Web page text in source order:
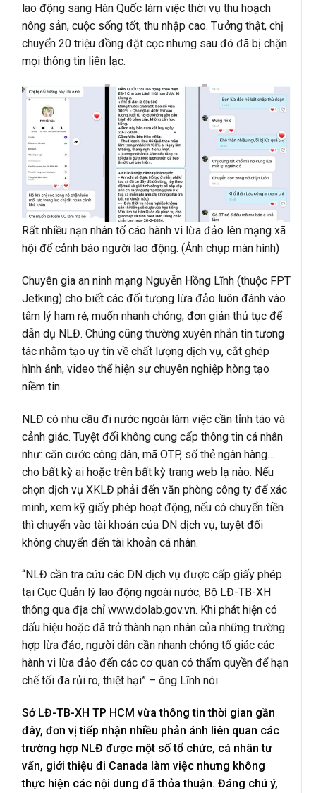
lao động sang Hàn Quốc làm việc thời vụ thu hoạch
nông sản, cuộc sống tốt, thu nhập cao. Tưởng thật, chị
chuyển 20 triệu đồng đặt cọc nhưng sau đó đã bị chặn
mọi thông tin liên lạc.
Rất nhiều nạn nhân tố cáo hành vi lừa đảo lên mạng xã
hội để cảnh báo người lao động. (Ảnh chụp màn hình)
Chuyên gia an ninh mạng Nguyễn Hồng Lĩnh (thuộc FPT
Jetking) cho biết các đối tượng lừa đảo luôn đánh vào
tâm lý ham rẻ, muốn nhanh chóng, đơn giản thủ tục để
dẫn dụ NLĐ. Chúng cũng thường xuyên nhắn tin tương
tác nhằm tạo uy tín về chất lượng dịch vụ, cắt ghép
hình ảnh, video thể hiện sự chuyên nghiệp hòng tạo
niềm tin.
NLĐ có nhu cầu đi nước ngoài làm việc cần tỉnh táo và
cảnh giác. Tuyệt đối không cung cấp thông tin cá nhân
như: căn cước công dân, mã OTP, số thẻ ngân hàng…
cho bất kỳ ai hoặc trên bất kỳ trang web lạ nào. Nếu
chọn dịch vụ XKLĐ phải đến văn phòng công ty để xác
minh, xem kỹ giấy phép hoạt động, nếu có chuyển tiền
thì chuyển vào tài khoản của DN dịch vụ, tuyệt đối
không chuyển đến tài khoản cá nhân.
“NLĐ cần tra cứu các DN dịch vụ được cấp giấy phép
tại Cục Quản lý lao động ngoài nước, Bộ LĐ-TB-XH
thông qua địa chỉ www.dolab.gov.vn. Khi phát hiện có
dấu hiệu hoặc đã trở thành nạn nhân của những trường
hợp lừa đảo, người dân cần nhanh chóng tố giác các
hành vi lừa đảo đến các cơ quan có thẩm quyền để hạn
chế tối đa rủi ro, thiệt hại” – ông Lĩnh nói.
Sở LĐ-TB-XH TP HCM vừa thông tin thời gian gần
đây, đơn vị tiếp nhận nhiều phản ánh liên quan các
trường hợp NLĐ được một số tổ chức, cá nhân tư
vấn, giới thiệu đi Canada làm việc nhưng không
thực hiện các nội dung đã thỏa thuận. Đáng chú ý,